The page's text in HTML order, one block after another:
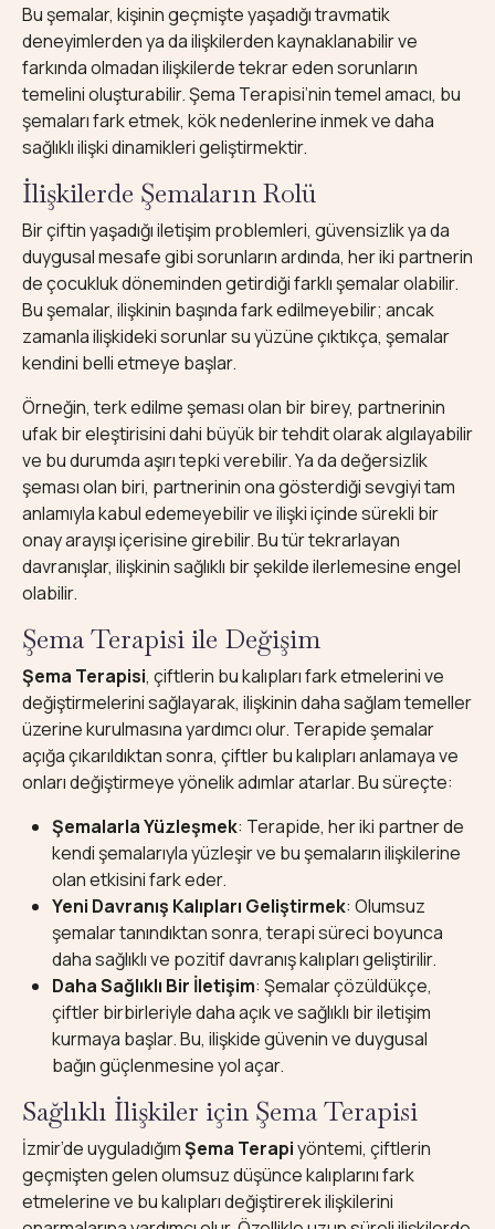
Bu şemalar, kişinin geçmişte yaşadığı travmatik
deneyimlerden ya da ilişkilerden kaynaklanabilir ve
farkında olmadan ilişkilerde tekrar eden sorunların
temelini oluşturabilir. Şema Terapisi’nin temel amacı, bu
şemaları fark etmek, kök nedenlerine inmek ve daha
sağlıklı ilişki dinamikleri geliştirmektir.
İlişkilerde Şemaların Rolü
Bir çiftin yaşadığı iletişim problemleri, güvensizlik ya da
duygusal mesafe gibi sorunların ardında, her iki partnerin
de çocukluk döneminden getirdiği farklı şemalar olabilir.
Bu şemalar, ilişkinin başında fark edilmeyebilir; ancak
zamanla ilişkideki sorunlar su yüzüne çıktıkça, şemalar
kendini belli etmeye başlar.
Örneğin, terk edilme şeması olan bir birey, partnerinin
ufak bir eleştirisini dahi büyük bir tehdit olarak algılayabilir
ve bu durumda aşırı tepki verebilir. Ya da değersizlik
şeması olan biri, partnerinin ona gösterdiği sevgiyi tam
anlamıyla kabul edemeyebilir ve ilişki içinde sürekli bir
onay arayışı içerisine girebilir. Bu tür tekrarlayan
davranışlar, ilişkinin sağlıklı bir şekilde ilerlemesine engel
olabilir.
Şema Terapisi ile Değişim
Şema Terapisi, çiftlerin bu kalıpları fark etmelerini ve
değiştirmelerini sağlayarak, ilişkinin daha sağlam temeller
üzerine kurulmasına yardımcı olur. Terapide şemalar
açığa çıkarıldıktan sonra, çiftler bu kalıpları anlamaya ve
onları değiştirmeye yönelik adımlar atarlar. Bu süreçte:
Şemalarla Yüzleşmek: Terapide, her iki partner de
kendi şemalarıyla yüzleşir ve bu şemaların ilişkilerine
olan etkisini fark eder.
Yeni Davranış Kalıpları Geliştirmek: Olumsuz
şemalar tanındıktan sonra, terapi süreci boyunca
daha sağlıklı ve pozitif davranış kalıpları geliştirilir.
Daha Sağlıklı Bir İletişim: Şemalar çözüldükçe,
çiftler birbirleriyle daha açık ve sağlıklı bir iletişim
kurmaya başlar. Bu, ilişkide güvenin ve duygusal
bağın güçlenmesine yol açar.
Sağlıklı İlişkiler için Şema Terapisi
İzmir’de uyguladığımŞema Terapiyöntemi, çiftlerin
geçmişten gelen olumsuz düşünce kalıplarını fark
etmelerine ve bu kalıpları değiştirerek ilişkilerini